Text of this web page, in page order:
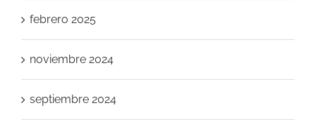
febrero 2025
noviembre 2024
septiembre 2024